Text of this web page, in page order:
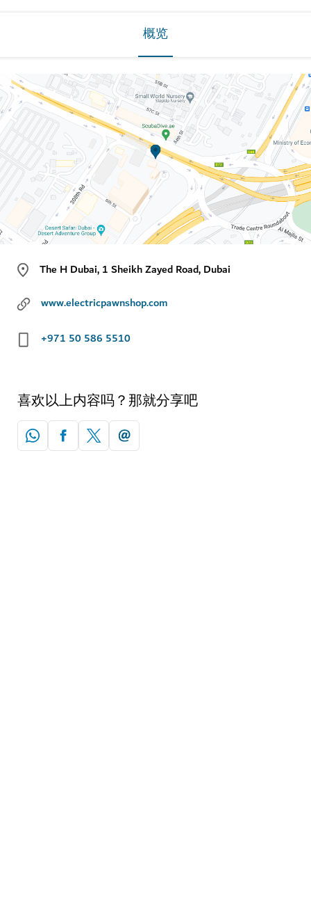
概览
The H Dubai, 1 Sheikh Zayed Road, Dubai
www.electricpawnshop.com
+971 50 586 5510
喜欢以上内容吗？那就分享吧